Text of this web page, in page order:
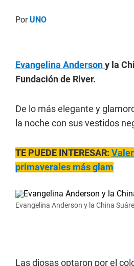
PorUNO
Evangelina Andersony la
Fundación de River.
De lo más elegante y
la noche con sus vestidos
TE PUEDE INTERESAR:
primaverales más glam
Evangelina Anderson y la China
Las diosas optaron por el